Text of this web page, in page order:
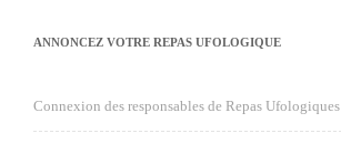
ANNONCEZ VOTRE REPAS UFOLOGIQUE
Connexion des responsables de Repas Ufologiques